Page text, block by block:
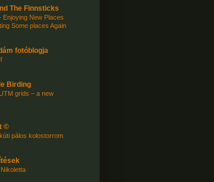
The Finnsticks
Enjoying New Places
Some places Again
fotóblogja
Birding
grids – a new
©
pálos kolostorrom